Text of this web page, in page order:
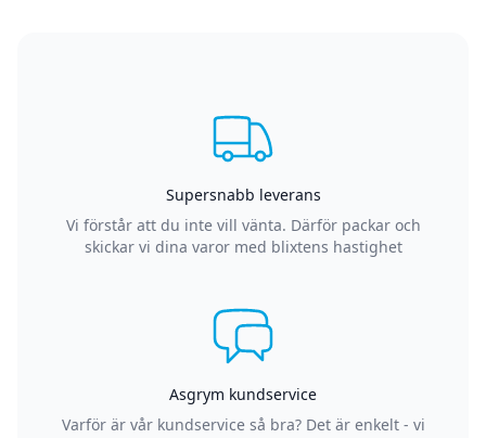
Supersnabb leverans
Vi förstår att du inte vill vänta. Därför packar och
skickar vi dina varor med blixtens hastighet
Asgrym kundservice
Varför är vår kundservice så bra? Det är enkelt - vi